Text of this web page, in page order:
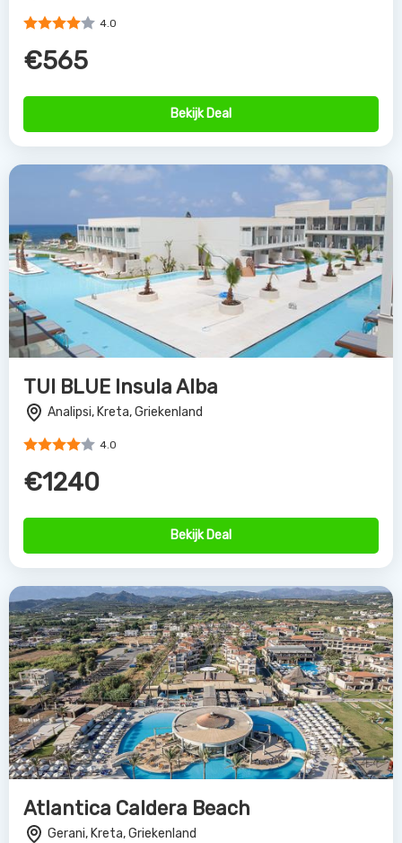
4.0
€565
Bekijk Deal
TUI BLUE Insula Alba
Analipsi, Kreta, Griekenland
4.0
€1240
Bekijk Deal
Atlantica Caldera Beach
Gerani, Kreta, Griekenland